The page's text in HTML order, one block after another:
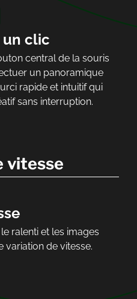
un clic
central de la souris
un panoramique
rapide et intuitif qui
sans interruption.
vitesse
ralenti et les images
variation de vitesse.